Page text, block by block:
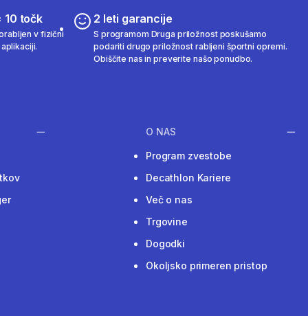
10 točk
v fizični
2 leti garancije
S programom Druga priložnost poskušamo
podariti drugo priložnost rabljeni športni opremi.
Obiščite nas in preverite našo ponudbo.
O NAS
Program zvestobe
Decathlon Kariere
Več o nas
Trgovine
Dogodki
Okoljsko primeren pristop